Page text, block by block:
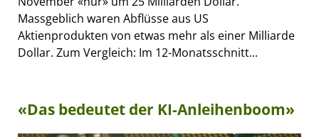
Massgeblich waren Abflüsse aus US
Aktienprodukten von etwas mehr als einer Milliarde
Dollar. Zum Vergleich: Im 12-Monatsschnitt...
«Das bedeutet der KI-Anleihenboom»